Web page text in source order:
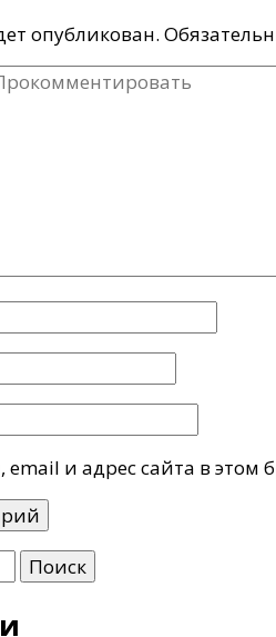
опубликован.
и адрес сайта в